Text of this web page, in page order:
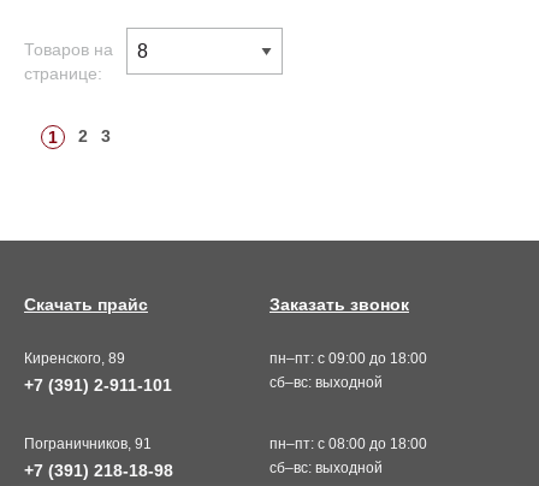
Товаров на
странице:
1 2 3
Киренского, 89
+7 (391) 2-911-101
пн–пт: с 09:00 до 18:00
сб–вс: выходной
Пограничников, 91
+7 (391) 218-18-98
пн–пт: с 08:00 до 18:00
сб–вс: выходной
Заказать звонок
Скачать прайс